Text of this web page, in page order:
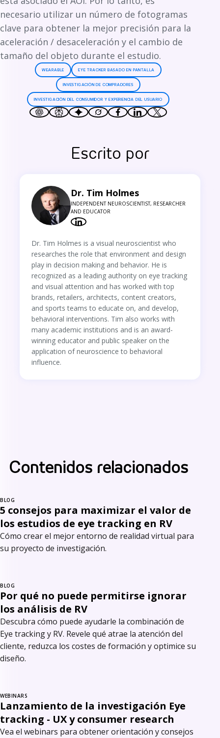
necesario utilizar un número de fotogramas
clave para obtener la mejor precisión para la
aceleración / desaceleración y el cambio de
tamaño del objeto durante el estudio.
WEARABLE EYE TRACKER BASADO EN PANTALLA
INVESTIGACIÓN DE COMPRADORES
INVESTIGACIÓN DEL CONSUMIDOR Y EXPERIENCIA DEL USUARIO
Escrito por
Dr. Tim Holmes
INDEPENDENT NEUROSCIENTIST, RESEARCHER
AND EDUCATOR
Dr. Tim Holmes is a visual neuroscientist who
researches the role that environment and design
play in decision making and behavior. He is
recognized as a leading authority on eye tracking
and visual attention and has worked with top
brands, retailers, architects, content creators,
and sports teams to educate on, and develop,
behavioral interventions. Tim also works with
many academic institutions and is an award-
winning educator and public speaker on the
application of neuroscience to behavioral
influence.
Contenidos relacionados
BLOG
5 consejos para maximizar el valor de
los estudios de eye tracking en RV
Cómo crear el mejor entorno de realidad virtual para
su proyecto de investigación.
BLOG
Por qué no puede permitirse ignorar
los análisis de RV
Descubra cómo puede ayudarle la combinación de
Eye tracking y RV. Revele qué atrae la atención del
cliente, reduzca los costes de formación y optimice su
diseño.
WEBINARS
Lanzamiento de la investigación Eye
tracking - UX y consumer research
Vea el webinars para obtener orientación y consejos